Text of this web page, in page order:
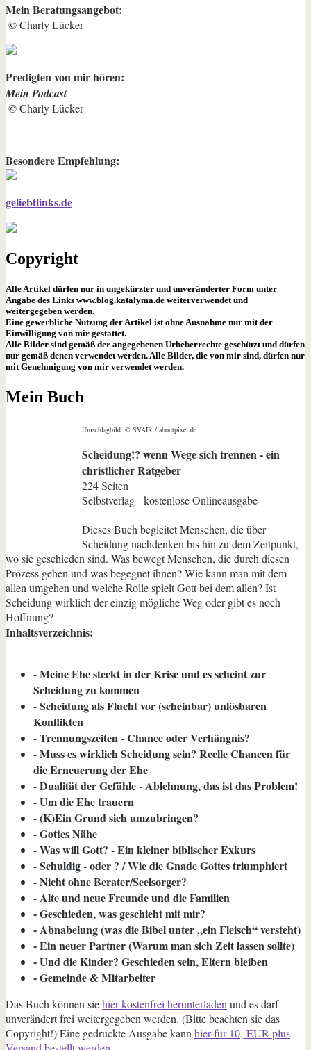
Mein Beratungsangebot:
© Charly Lücker
Predigten von mir hören:
Mein Podcast
© Charly Lücker
Besondere Empfehlung:
geliebtlinks.de
Copyright
Alle Artikel dürfen nur in ungekürzter und unveränderter Form unter
Angabe des Links www.blog.katalyma.de weiterverwendet und
weitergegeben werden.
Eine gewerbliche Nutzung der Artikel ist ohne Ausnahme nur mit der
Einwilligung von mir gestattet.
Alle Bilder sind gemäß der angegebenen Urheberrechte geschützt und dürfen
nur gemäß denen verwendet werden. Alle Bilder, die von mir sind, dürfen nur
mit Genehmigung von mir verwendet werden.
Mein Buch
Umschlagbild: © SVAIR / aboutpixel.de
Scheidung!? wenn Wege sich trennen - ein
christlicher Ratgeber
224 Seiten
Selbstverlag - kostenlose Onlineausgabe
Dieses Buch begleitet Menschen, die über
Scheidung nachdenken bis hin zu dem Zeitpunkt,
wo sie geschieden sind. Was bewegt Menschen, die durch diesen
Prozess gehen und was begegnet ihnen? Wie kann man mit dem
allen umgehen und welche Rolle spielt Gott bei dem allen? Ist
Scheidung wirklich der einzig mögliche Weg oder gibt es noch
Hoffnung?
Inhaltsverzeichnis:
- Meine Ehe steckt in der Krise und es scheint zur
Scheidung zu kommen
- Scheidung als Flucht vor (scheinbar) unlösbaren
Konflikten
- Trennungszeiten - Chance oder Verhängnis?
- Muss es wirklich Scheidung sein? Reelle Chancen für
die Erneuerung der Ehe
- Dualität der Gefühle - Ablehnung, das ist das Problem!
- Um die Ehe trauern
- (K)Ein Grund sich umzubringen?
- Gottes Nähe
- Was will Gott? - Ein kleiner biblischer Exkurs
- Schuldig - oder ? / Wie die Gnade Gottes triumphiert
- Nicht ohne Berater/Seelsorger?
- Alte und neue Freunde und die Familien
- Geschieden, was geschieht mit mir?
- Abnabelung (was die Bibel unter „ein Fleisch“ versteht)
- Ein neuer Partner (Warum man sich Zeit lassen sollte)
- Und die Kinder? Geschieden sein, Eltern bleiben
- Gemeinde & Mitarbeiter
Das Buch können siehier kostenfrei herunterladen und es darf
unverändert frei weitergegeben werden. (Bitte beachten sie das
Copyright!) Eine gedruckte Ausgabe kann hier für 10,-EUR plus